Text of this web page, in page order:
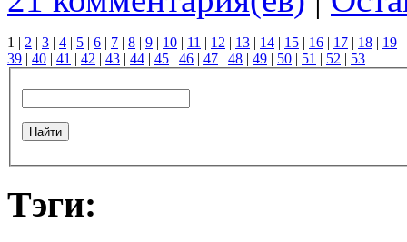
1 | 2 | 3 | 4 | 5 | 6 | 7 | 8 | 9 | 10 | 11 | 12 | 13 | 14 | 15 | 16 | 17 | 18 | 19 |
39 | 40 | 41 | 42 | 43 | 44 | 45 | 46 | 47 | 48 | 49 | 50 | 51 | 52 | 53
Тэги: